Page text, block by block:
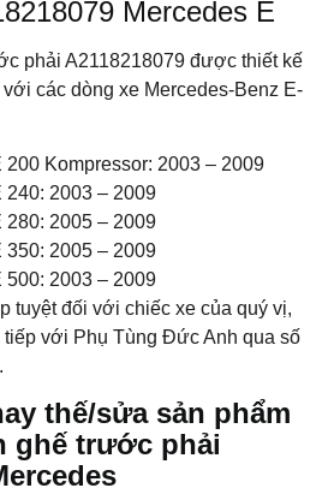
Mercedes E
phải A2118218079 được thiết kế
các dòng xe Mercedes-Benz E-
200 Kompressor: 2003 – 2009
240: 2003 – 2009
280: 2005 – 2009
350: 2005 – 2009
500: 2003 – 2009
tuyệt đối với chiếc xe của quý vị,
với Phụ Tùng Đức Anh qua số
.
thế/sửa sản phẩm
ghế trước phải